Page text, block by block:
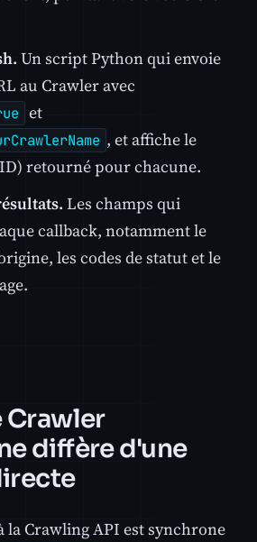
Un script Python qui envoie
au Crawler avec
et
, et affiche le
retourné pour chacune.
Les champs qui
callback, notamment le
les codes de statut et le
Crawler
diffère d'une
la Crawling API est synchrone